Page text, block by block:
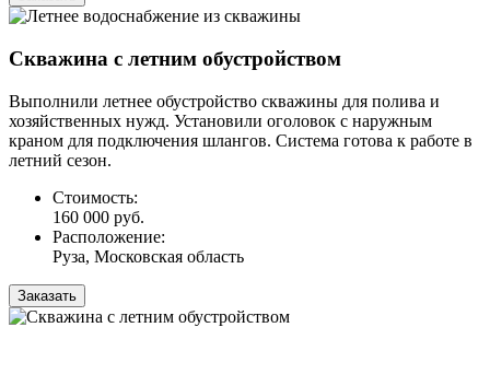
Скважина с летним обустройством
Выполнили летнее обустройство скважины для полива и
хозяйственных нужд. Установили оголовок с наружным
краном для подключения шлангов. Система готова к работе в
летний сезон.
Стоимость:
160 000 руб.
Расположение:
Руза, Московская область
Заказать